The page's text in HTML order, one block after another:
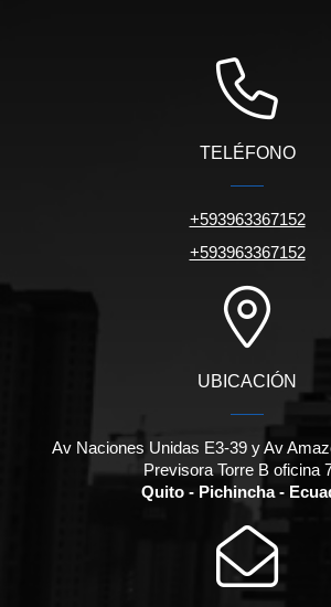
TELÉFONO
+593963367152
+593963367152
UBICACIÓN
Av Naciones Unidas E3-39 y Av
Previsora Torre B oficina
Quito - Pichincha -